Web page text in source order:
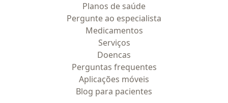
Planos de saúde
Pergunte ao especialista
Medicamentos
Serviços
Doencas
Perguntas frequentes
Aplicações móveis
Blog para pacientes